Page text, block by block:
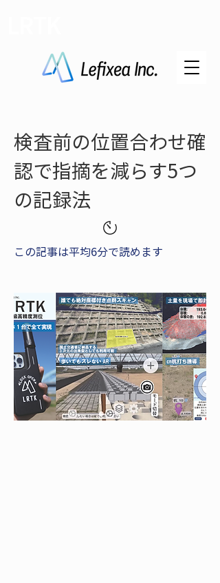
検査前の位置合わせ確
認で指摘を減らす5つ
の記録法
この記事は平均6分で読めます